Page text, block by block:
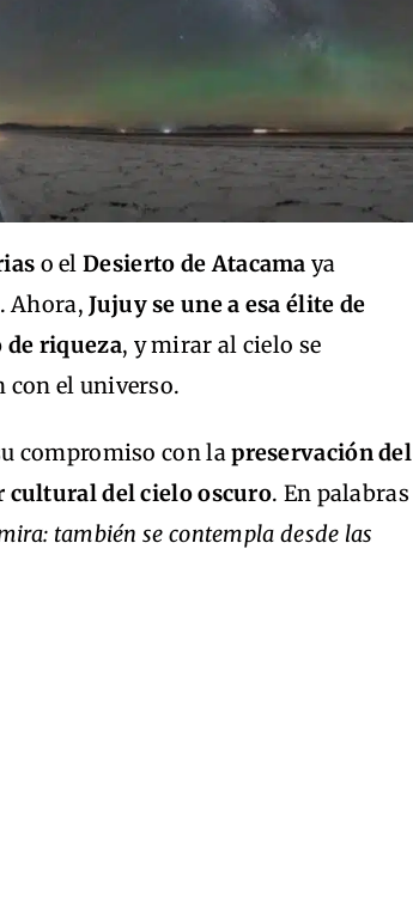
o elDesierto de Atacama ya
Ahora,Jujuy se une a esa élite de
riqueza, y mirar al cielo se
con el universo.
compromiso con lapreservación del
cultural del cielo oscuro. En palabras
también se contempla desde las